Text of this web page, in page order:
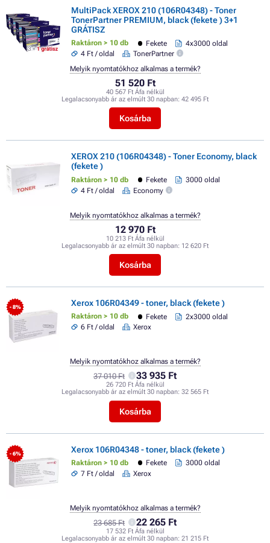
MultiPack XEROX 210 (106R04348) - Toner
TonerPartner PREMIUM, black (fekete ) 3+1
GRÁTISZ
Raktáron > 10 db Fekete
4x3000 oldal
4 Ft / oldal
TonerPartner
51 520 Ft
40 567 Ft Áfa nélkül
Legalacsonyabb ár az elmúlt 30 napban: 42 495 Ft
Kosárba
Melyik nyomtatókhoz alkalmas a termék?
XEROX 210 (106R04348) - Toner Economy, black
(fekete )
Raktáron > 10 db Fekete
3000 oldal
4 Ft / oldal
Economy
12 970 Ft
10 213 Ft Áfa nélkül
Legalacsonyabb ár az elmúlt 30 napban: 12 620 Ft
Kosárba
Melyik nyomtatókhoz alkalmas a termék?
- 8% Xerox 106R04349 - toner, black (fekete )
Raktáron > 10 db Fekete
2x3000 oldal
6 Ft / oldal
Xerox
37 010 Ft 33 935 Ft
26 720 Ft Áfa nélkül
Legalacsonyabb ár az elmúlt 30 napban: 32 565 Ft
Kosárba
Melyik nyomtatókhoz alkalmas a termék?
- 6% Xerox 106R04348 - toner, black (fekete )
Raktáron > 10 db Fekete
3000 oldal
7 Ft / oldal
Xerox
23 685 Ft 22 265 Ft
17 532 Ft Áfa nélkül
Legalacsonyabb ár az elmúlt 30 napban: 21 215 Ft
Melyik nyomtatókhoz alkalmas a termék?